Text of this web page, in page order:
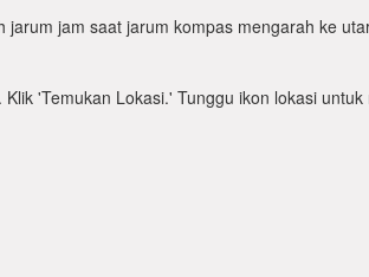
jam saat jarum kompas mengarah ke
'Temukan Lokasi.' Tunggu ikon lokasi